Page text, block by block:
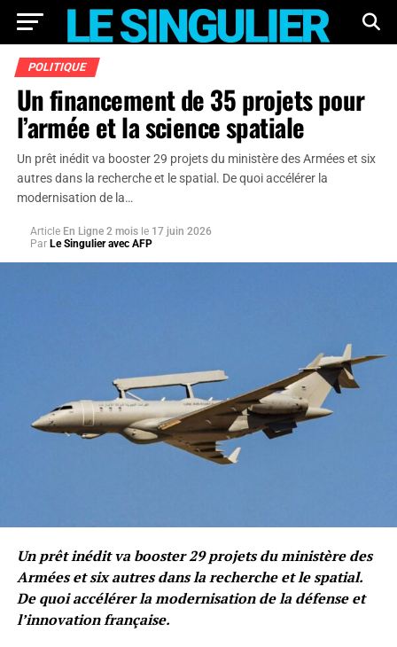
POLITIQUE
Un financement de 35 projets pour
l’armée et la science spatiale
Un prêt inédit va booster 29 projets du ministère des Armées et six
autres dans la recherche et le spatial. De quoi accélérer la
modernisation de la…
Article En Ligne 2 mois le 17 juin 2026
Par Le Singulier avec AFP
Un prêt inédit va booster 29 projets du ministère des
Armées et six autres dans la recherche et le spatial.
De quoi accélérer la modernisation de la défense et
l’innovation française.